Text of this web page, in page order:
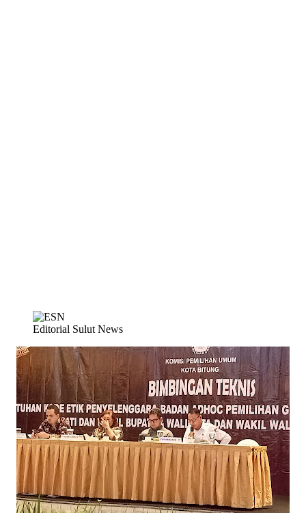
Editorial Sulut News